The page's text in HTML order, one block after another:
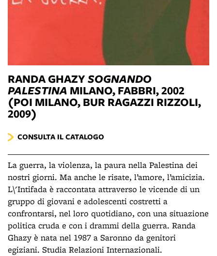
RANDA GHAZYSOGNANDO
PALESTINA MILANO, FABBRI, 2002
(POI MILANO, BUR RAGAZZI RIZZOLI,
2009)
CONSULTA IL CATALOGO
La guerra, la violenza, la paura nella Palestina dei
nostri giorni. Ma anche le risate, l’amore, l’amicizia.
L\'Intifada è raccontata attraverso le vicende di un
gruppo di giovani e adolescenti costretti a
confrontarsi, nel loro quotidiano, con una situazione
politica cruda e con i drammi della guerra. Randa
Ghazy è nata nel 1987 a Saronno da genitori
egiziani. Studia Relazioni Internazionali.